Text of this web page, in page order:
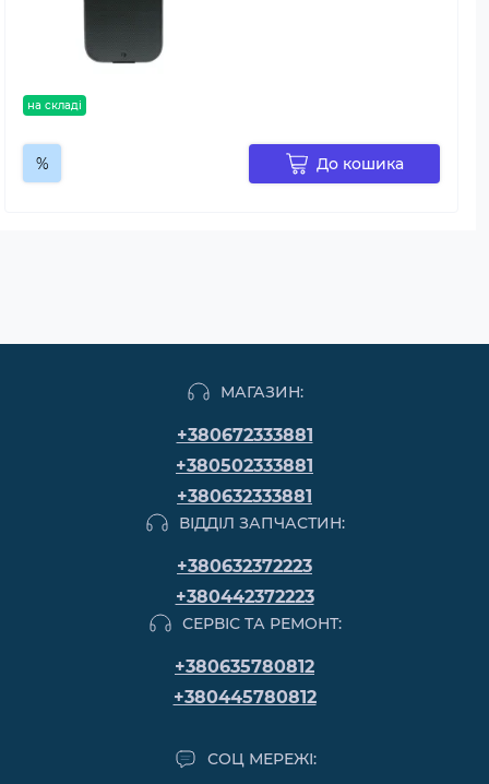
на складі
До кошика
%
МАГАЗИН:
+380672333881
+380502333881
+380632333881
ВІДДІЛ ЗАПЧАСТИН:
+380632372223
+380442372223
СЕРВІС ТА РЕМОНТ:
+380635780812
+380445780812
СОЦ МЕРЕЖІ: